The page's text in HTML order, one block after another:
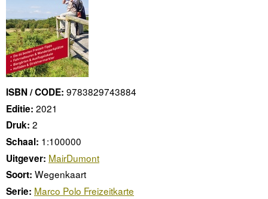
ISBN / CODE: 9783829743884
Editie: 2021
Druk: 2
Schaal: 1:100000
Uitgever: MairDumont
Soort: Wegenkaart
Serie: Marco Polo Freizeitkarte